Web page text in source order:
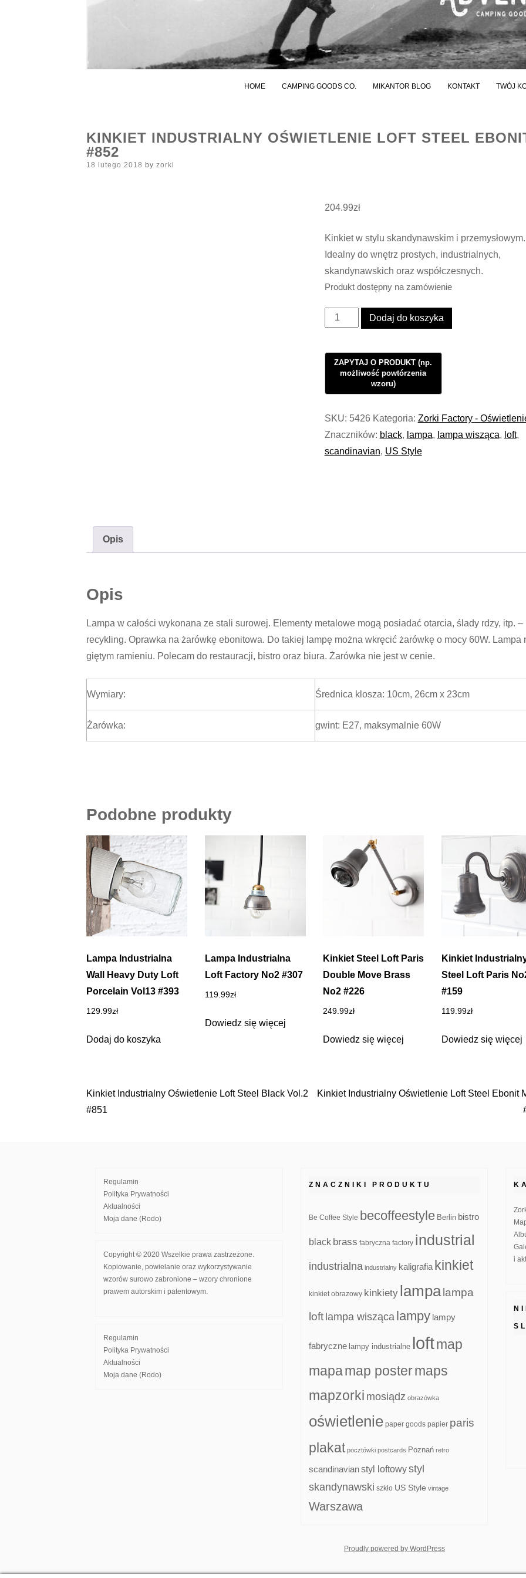
HOME CAMPING GOODS CO. MIKANTOR BLOG KONTAKT TWÓJ
KINKIET INDUSTRIALNY OŚWIETLENIE LOFT STEEL
#852
Posted
18 lutego 2018 by zorki
204.99zł
Kinkiet w stylu skandynawskim i przemysłowym.
Idealny do wnętrz prostych, industrialnych,
skandynawskich oraz współczesnych.
Produkt dostępny na zamówienie
ilość
Oświetlenie
Steel
Ebonit
#852
Dodaj do koszyka
SKU: 5426 Kategoria: Zorki Factory -
Znaczników: black, lampa, lampa wisząca, loft,
scandinavian, US Style
Opis
Opis
Lampa w całości wykonana ze stali surowej. Elementy metalowe mogą posiadać otarcia, ślady rdzy, itp. –
recykling. Oprawka na żarówkę ebonitowa. Do takiej lampę można wkręcić żarówkę o mocy 60W. Lampa
giętym ramieniu. Polecam do restauracji, bistro oraz biura. Żarówka nie jest w cenie.
Wymiary: Średnica klosza: 10cm, 26cm x 23cm
Żarówka: gwint: E27, maksymalnie 60W
Podobne produkty
Lampa Industrialna
Wall Heavy Duty Loft
Porcelain Vol13 #393
129.99zł
Dodaj do koszyka
Lampa Industrialna
Loft Factory No2 #307
119.99zł
Dowiedz się więcej
Kinkiet Steel Loft Paris
Double Move Brass
No2 #226
249.99zł
Dowiedz się więcej
Kinkiet
Steel Loft Paris
#159
119.99zł
Dowiedz się więcej
Nawigacja
Kinkiet Industrialny Oświetlenie Loft Steel Black Vol.2
#851
Kinkiet Industrialny Oświetlenie Loft Steel Ebonit
Regulamin
Polityka Prywatności
Aktualności
Moja dane (Rodo)
Copyright © 2020 Wszelkie prawa zastrzeżone.
Kopiowanie, powielanie oraz wykorzystywanie
wzorów surowo zabronione – wzory chronione
prawem autorskim i patentowym.
Regulamin
Polityka Prywatności
Aktualności
Moja dane (Rodo)
ZNACZNIKI PRODUKTU
Be Coffee Style becoffeestyle Berlin bistro
black brass fabryczna factory industrial
industrialna industrialny kaligrafia kinkiet
kinkiet obrazowy kinkiety lampa lampa
loft lampa wisząca lampy lampy
fabryczne lampy industrialne loftmap
mapamap postermaps
mapzorki mosiądz obrazówka
oświetlenie paper goods papier paris
plakat pocztówki postcards Poznań retro
scandinavianstyl loftowystyl
skandynawski szkło US Style vintage
Warszawa
i
Proudly powered by WordPresswhois: Nuno Sarmento